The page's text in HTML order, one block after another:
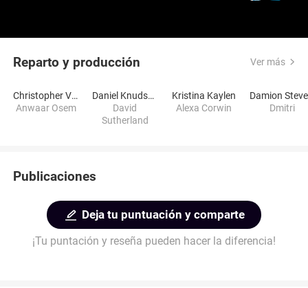
Reparto y producción Ver más
Christopher Veldhuizen
Anwaar Osem
Daniel Knudsen
David
Sutherland
Kristina Kaylen
Alexa Corwin
Dmitri
Publicaciones
Deja tu puntuación y comparte
¡Tu puntación y reseña pueden hacer la diferencia!